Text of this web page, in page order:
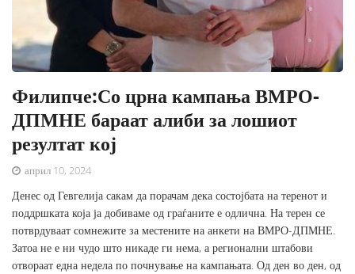
Филипче:Со црна кампања ВМРО-
ДПМНЕ бараат алиби за лошиот
резултат кој
април 10, 2024
Денес од Гевгелија сакам да порачам дека состојбата на теренот и
поддршката која ја добиваме од граѓаните е одлична. На терен се
потврдуваат сомнежите за местените на анкети на ВМРО-ДПМНЕ.
Затоа не е ни чудо што никаде ги нема, а регионални штабови
отвораат една недела по почнување на кампањата. Од ден во ден, од